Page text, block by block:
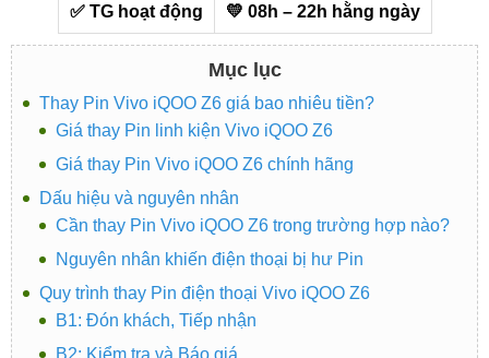
✅ TG hoạt động 💛 08h – 22h hằng ngày
Mục lục
Thay Pin Vivo iQOO Z6 giá bao nhiêu tiền?
Giá thay Pin linh kiện Vivo iQOO Z6
Giá thay Pin Vivo iQOO Z6 chính hãng
Dấu hiệu và nguyên nhân
Cần thay Pin Vivo iQOO Z6 trong trường hợp nào?
Nguyên nhân khiến điện thoại bị hư Pin
Quy trình thay Pin điện thoại Vivo iQOO Z6
B1: Đón khách, Tiếp nhận
B2: Kiểm tra và Báo giá